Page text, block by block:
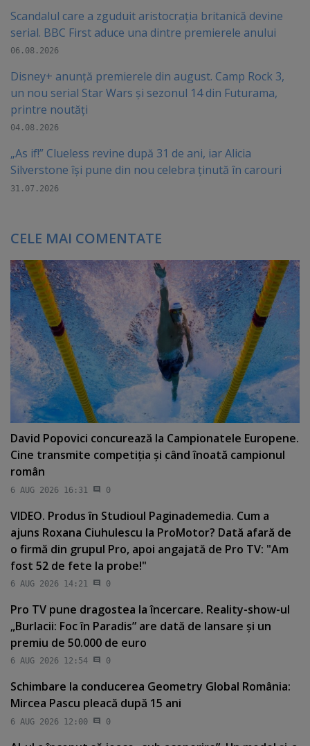
Scandalul care a zguduit aristocrația britanică devine
serial. BBC First aduce una dintre premierele anului
06.08.2026
Disney+ anunță premierele din august. Camp Rock 3,
un nou serial Star Wars și sezonul 14 din Futurama,
printre noutăți
04.08.2026
„As if!” Clueless revine după 31 de ani, iar Alicia
Silverstone își pune din nou celebra ținută în carouri
31.07.2026
CELE MAI COMENTATE
David Popovici concurează la Campionatele Europene.
Cine transmite competiţia şi când înoată campionul
român
6 AUG 2026 16:31 0
VIDEO. Produs în Studioul Paginademedia. Cum a
ajuns Roxana Ciuhulescu la ProMotor? Dată afară de
o firmă din grupul Pro, apoi angajată de Pro TV: "Am
fost 52 de fete la probe!"
6 AUG 2026 14:21 0
Pro TV pune dragostea la încercare. Reality-show-ul
„Burlacii: Foc în Paradis” are dată de lansare şi un
premiu de 50.000 de euro
6 AUG 2026 12:54 0
Schimbare la conducerea Geometry Global România:
Mircea Pascu pleacă după 15 ani
6 AUG 2026 12:00 0